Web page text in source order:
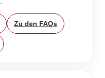
Zu den FAQs